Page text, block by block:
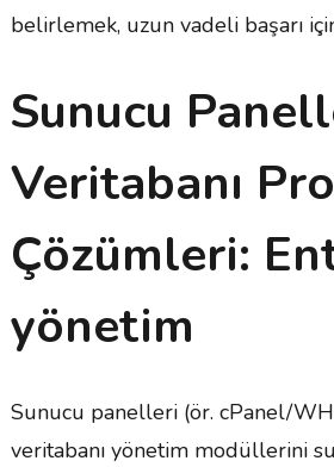
belirlemek, uzun vadeli başarı
Sunucu
Veritabanı
Çözümleri:
yönetim
Sunucu panelleri (ör. cPanel/
veritabanı yönetim modüllerini